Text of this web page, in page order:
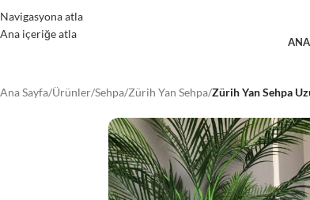
Navigasyona atla
Ana içeriğe atla
Ana Sayfa/Ürünler/Sehpa/Zürih Yan Sehpa/Zürih Yan Sehpa